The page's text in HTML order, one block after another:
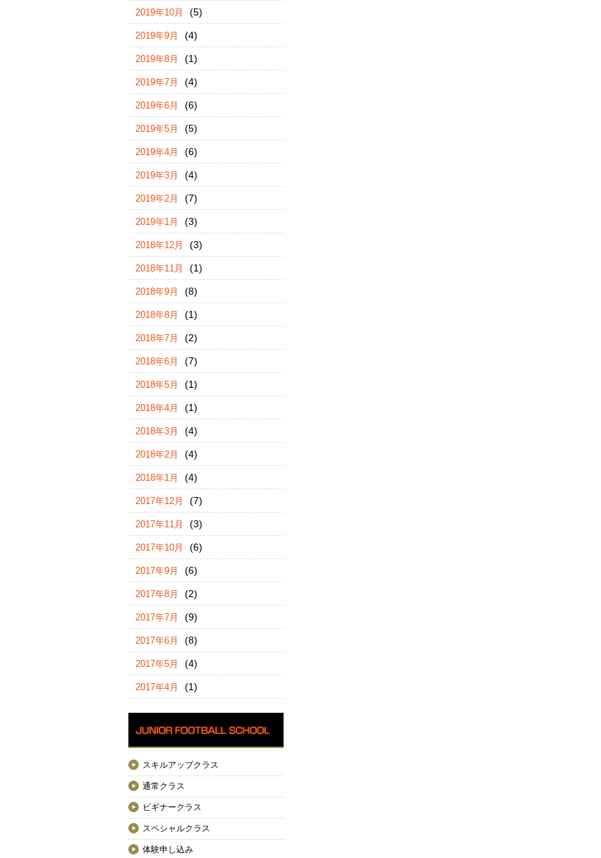
2019年10月 (5)
2019年9月 (4)
2019年8月 (1)
2019年7月 (4)
2019年6月 (6)
2019年5月 (5)
2019年4月 (6)
2019年3月 (4)
2019年2月 (7)
2019年1月 (3)
2018年12月 (3)
2018年11月 (1)
2018年9月 (8)
2018年8月 (1)
2018年7月 (2)
2018年6月 (7)
2018年5月 (1)
2018年4月 (1)
2018年3月 (4)
2018年2月 (4)
2018年1月 (4)
2017年12月 (7)
2017年11月 (3)
2017年10月 (6)
2017年9月 (6)
2017年8月 (2)
2017年7月 (9)
2017年6月 (8)
2017年5月 (4)
2017年4月 (1)
スキルアップクラス
通常クラス
ビギナークラス
スペシャルクラス
体験申し込み